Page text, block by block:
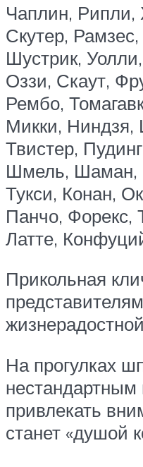
Чаплин, Рипли,
Скутер,
Шустрик,
Оззи, Скаут,
Рембо,
Микки, Ниндзя,
Твистер,
Шмель, Шаман,
Тукси, Конан,
Панчо, Форекс,
Латте,
Прикольная
На прогулках
привлекать
станет «душой